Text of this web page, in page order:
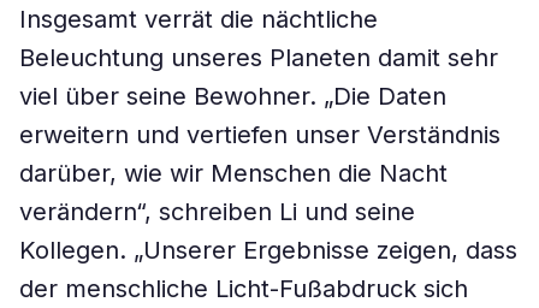
Insgesamt verrät die nächtliche
Beleuchtung unseres Planeten damit sehr
viel über seine Bewohner. „Die Daten
erweitern und vertiefen unser Verständnis
darüber, wie wir Menschen die Nacht
verändern“, schreiben Li und seine
Kollegen. „Unserer Ergebnisse zeigen, dass
der menschliche Licht-Fußabdruck sich